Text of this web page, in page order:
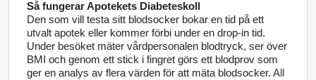
Så fungerar Apotekets Diabeteskoll
Den som vill testa sitt blodsocker bokar en tid på ett
utvalt apotek eller kommer förbi under en drop-in tid.
Under besöket mäter vårdpersonalen blodtryck, ser över
BMI och genom ett stick i fingret görs ett blodprov som
ger en analys av flera värden för att mäta blodsocker. All